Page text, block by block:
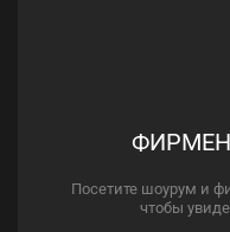
Посетите шоурум и
чтобы